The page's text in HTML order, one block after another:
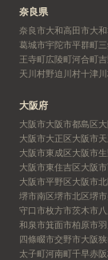
奈良県
奈良市大和高田市大
葛城市宇陀市平群町
王寺町広陵町河合町
天川村野迫川村十津
大阪府
大阪市大阪市都島区
大阪市大正区大阪市
大阪市東成区大阪市
大阪市東住吉区大阪
大阪市平野区大阪市
堺市南区堺市北区堺
守口市枚方市茨木市
和泉市箕面市柏原市
四條畷市交野市大阪
太子町河南町千早赤